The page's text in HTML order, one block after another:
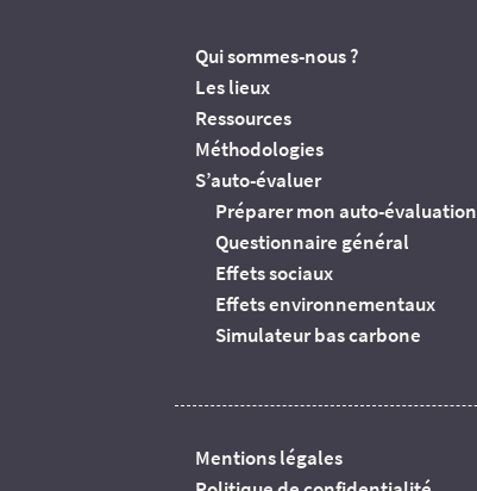
Qui sommes-nous ?
Les lieux
Ressources
Méthodologies
S’auto-évaluer
Préparer mon auto-évaluation
Questionnaire général
Effets sociaux
Effets environnementaux
Simulateur bas carbone
Mentions légales